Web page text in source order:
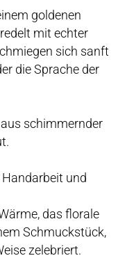
goldenen
mit echter
sich sanft
die Sprache der
schimmernder
und
das florale
Schmuckstück,
zelebriert.